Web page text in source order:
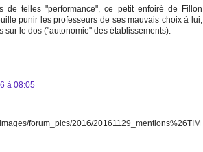
de telles "performance", ce petit enfoiré de Fillon
punir les professeurs de ses mauvais choix à lui,
sur le dos ("autonomie" des établissements).
à 08:05
forum_pics/2016/20161129_mentions%26TIM